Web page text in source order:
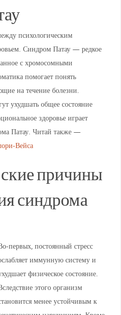
психологическим
Синдром Патау — редкое
с хромосомными
помогает понять
на течение болезни.
ухудшать общее состояние
здоровье играет
Патау. Читай также —
Вейса
причины
синдрома
первых, постоянный стресс
иммунную систему и
физическое состояние.
этого организм
менее устойчивым к